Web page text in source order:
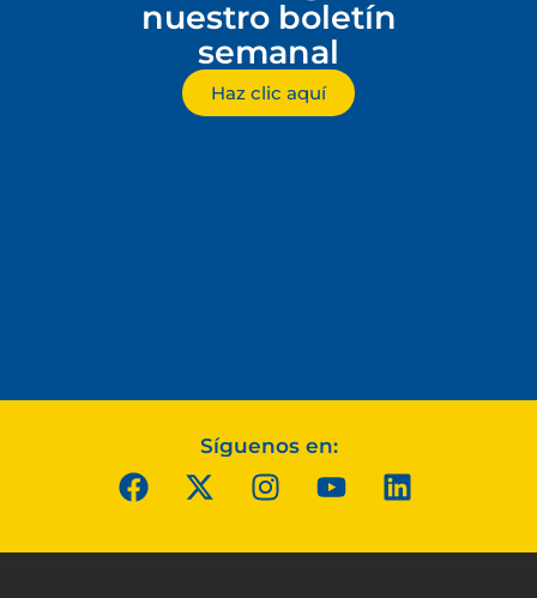
nuestro boletín
semanal
Haz clic aquí
Síguenos en: